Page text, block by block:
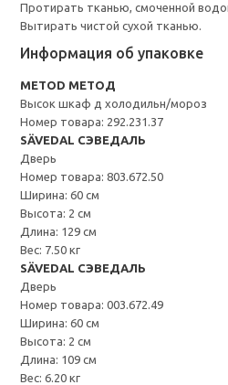
Протирать тканью, смоченной
Вытирать чистой сухой тканью.
Информация об упаковке
METOD МЕТОД
Высок шкаф д холодильн/мороз
Номер товара: 292.231.37
SÄVEDAL СЭВЕДАЛЬ
Дверь
Номер товара: 803.672.50
Ширина: 60 см
Высота: 2 см
Длина: 129 см
Вес: 7.50 кг
SÄVEDAL СЭВЕДАЛЬ
Дверь
Номер товара: 003.672.49
Ширина: 60 см
Высота: 2 см
Длина: 109 см
Вес: 6.20 кг